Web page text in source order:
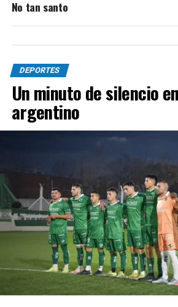
No tan santo
DEPORTES
Un minuto de silencio
argentino